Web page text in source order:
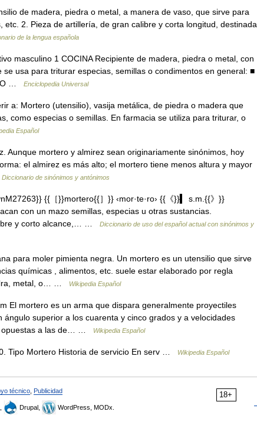
de madera, piedra o metal, a manera de vaso, que sirve para
etc. 2. Pieza de artillería, de gran calibre y corta longitud, destinada
de la lengua española
masculino 1 COCINA Recipiente de madera, piedra o metal, con
usa para triturar especias, semillas o condimentos en general: ■
…
Enciclopedia Universal
a: Mortero (utensilio), vasija metálica, de piedra o madera que
como especias o semillas. En farmacia se utiliza para triturar, o
Español
Aunque mortero y almirez sean originariamente sinónimos, hoy
el almirez es más alto; el mortero tiene menos altura y mayor
Diccionario de sinónimos y antónimos
{{［}}mortero{{］}} ‹mor·te·ro› {{《}}▍ s.m.{{》}}
con un mazo semillas, especias u otras sustancias.
y corto alcance,… …
Diccionario de uso del español actual con sinónimos y
para moler pimienta negra. Un mortero es un utensilio que sirve
químicas , alimentos, etc. suele estar elaborado por regla
metal, o… …
Wikipedia Español
El mortero es un arma que dispara generalmente proyectiles
superior a los cuarenta y cinco grados y a velocidades
opuestas a las de… …
Wikipedia Español
Tipo Mortero Historia de servicio En serv … Wikipedia Español
18+
técnico Publicidad
Drupal, WordPress, MODx.